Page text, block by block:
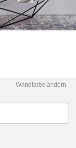
Wandfarbe ändern